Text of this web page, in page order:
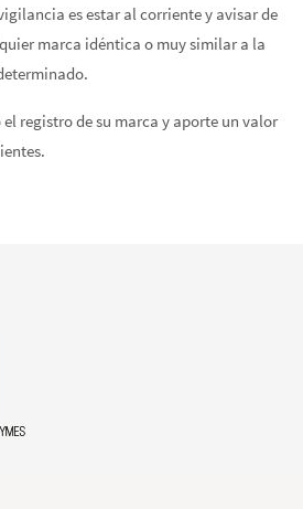
es estar al corriente y avisar de
marca idéntica o muy similar a la
el registro de su marca y aporte un valor